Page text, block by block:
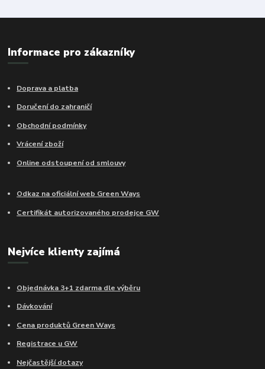
Informace pro zákazníky
Doprava a platba
Doručení do zahraničí
Obchodní podmínky
Vrácení zboží
Online odstoupení od smlouvy
Odkaz na oficiální web Green Ways
Certifikát autorizovaného prodejce GW
Nejvíce klienty zajímá
Objednávka 3+1 zdarma dle výběru
Dávkování
Cena produktů Green Ways
Registrace u GW
Nejčastější dotazy